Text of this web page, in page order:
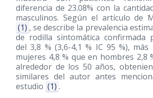
diferencia de 23.08% con la
masculinos. Según el artículo de
(1) , se describe la prevalencia
de rodilla sintomática confirmada
del 3,8 % (3,6-4,1 % IC 95 %),
mujeres 4,8 % que en hombres 2,8
alrededor de los 50 años,
similares del autor antes
estudio (1) .